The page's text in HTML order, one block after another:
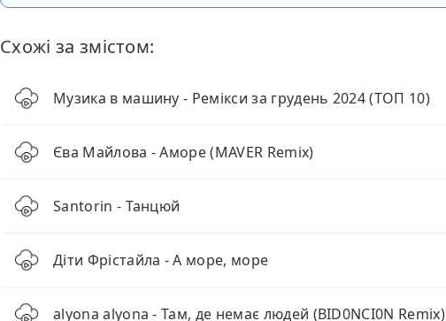
Схожі за змістом:
Музика в машину - Ремікси за грудень 2024 (ТОП 10)
Єва Майлова - Аморе (MAVER Remix)
Santorin - Танцюй
Діти Фрістайла - А море, море
alyona alyona - Там, де немає людей (BID0NCI0N Remix)